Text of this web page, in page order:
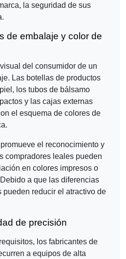
la seguridad de sus
de embalaje y color de
del consumidor de un
Las botellas de productos
los tubos de bálsamo
y las cajas externas
el esquema de colores de
el reconocimiento y
compradores leales pueden
en colores impresos o
a que las diferencias
pueden reducir el atractivo de
de precisión
los fabricantes de
a equipos de alta